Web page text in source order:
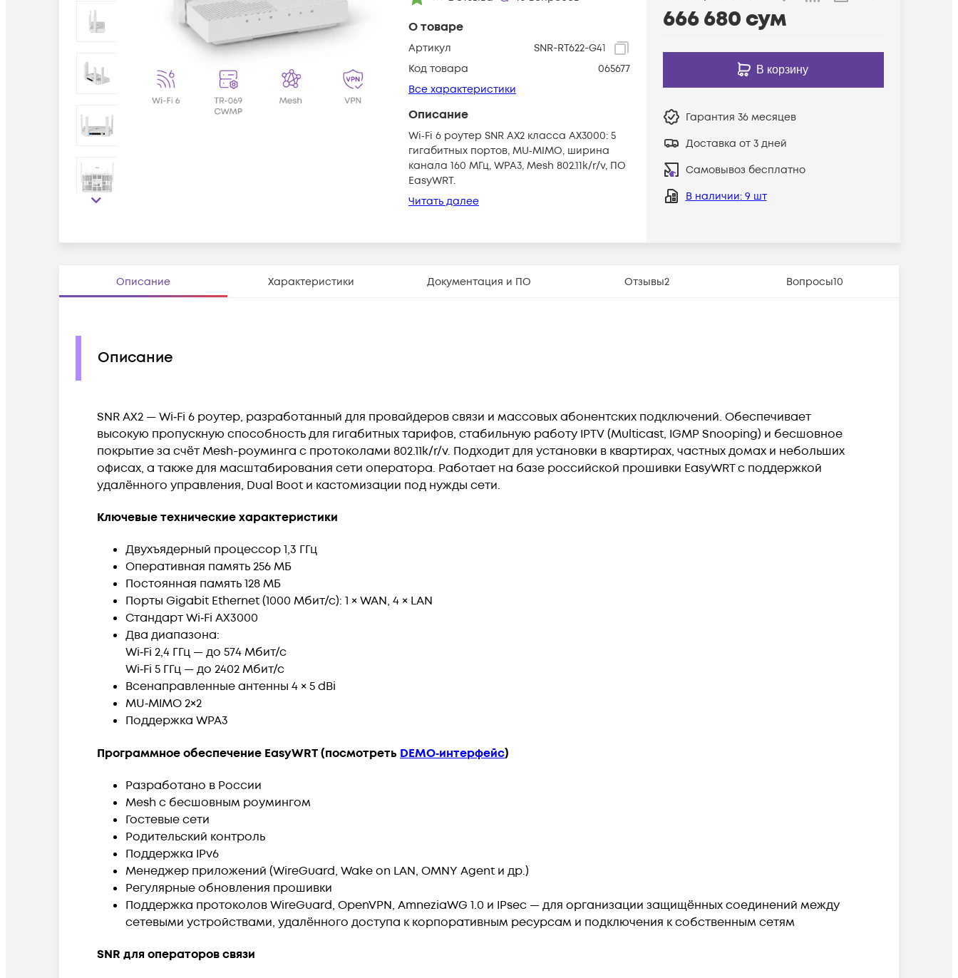
О товаре
Артикул
SNR-RT622-G41
Код товара
065677
Все характеристики
Описание
Wi‑Fi 6 роутер SNR AX2 класса AX3000: 5
гигабитных портов, MU‑MIMO, ширина
канала 160 МГц, WPA3, Mesh 802.11k/r/v, ПО
EasyWRT.
Читать далее
666 680сум
В корзину
Гарантия 36 месяцев
Доставка от 3 дней
Самовывоз бесплатно
В наличии: 9 шт
Описание Характеристики Документация и ПО Отзывы2 Вопросы10
Описание
SNR AX2 — Wi‑Fi 6 роутер, разработанный для провайдеров связи и массовых абонентских подключений. Обеспечивает
высокую пропускную способность для гигабитных тарифов, стабильную работу IPTV (Multicast, IGMP Snooping) и бесшовное
покрытие за счёт Mesh-роуминга с протоколами 802.11k/r/v. Подходит для установки в квартирах, частных домах и небольших
офисах, а также для масштабирования сети оператора. Работает на базе российской прошивки EasyWRT с поддержкой
удалённого управления, Dual Boot и кастомизации под нужды сети.
Ключевые технические характеристики
Двухъядерный процессор 1,3 ГГц
Оперативная память 256 МБ
Постоянная память 128 МБ
Порты Gigabit Ethernet (1000 Мбит/с): 1 × WAN, 4 × LAN
Стандарт Wi‑Fi AX3000
Два диапазона:
Wi‑Fi 2,4 ГГц — до 574 Мбит/с
Wi‑Fi 5 ГГц — до 2402 Мбит/с
Всенаправленные антенны 4 × 5 dBi
MU‑MIMO 2×2
Поддержка WPA3
Программное обеспечение EasyWRT (посмотреть DEMO‑интерфейс)
Разработано в России
Mesh с бесшовным роумингом
Гостевые сети
Родительский контроль
Поддержка IPv6
Менеджер приложений (WireGuard, Wake on LAN, OMNY Agent и др.)
Регулярные обновления прошивки
Поддержка протоколов WireGuard, OpenVPN, AmneziaWG 1.0 и IPsec — для организации защищённых соединений между
сетевыми устройствами, удалённого доступа к корпоративным ресурсам и подключения к собственным сетям
SNR для операторов связи